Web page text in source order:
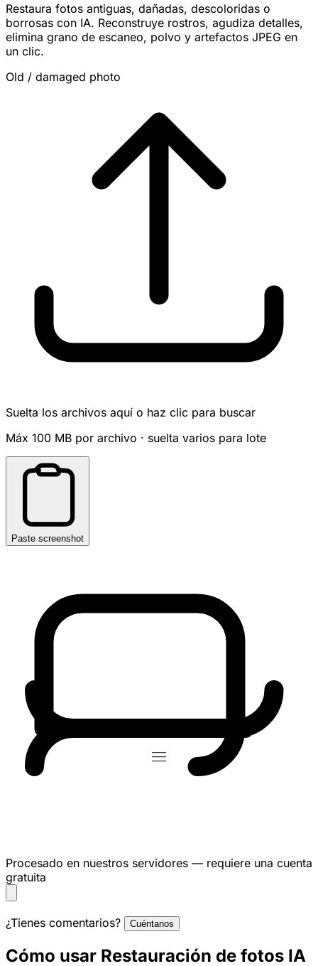
Restaura fotos antiguas, dañadas, descoloridas o
borrosas con IA. Reconstruye rostros, agudiza detalles,
elimina grano de escaneo, polvo y artefactos JPEG en
un clic.
Old / damaged photo
Suelta los archivos aquí o haz clic para buscar
Máx 100 MB por archivo · suelta varios para lote
Paste screenshot
Procesado en nuestros servidores — requiere una cuenta
gratuita
¿Tienes comentarios? Cuéntanos
Cómo usar Restauración de fotos IA